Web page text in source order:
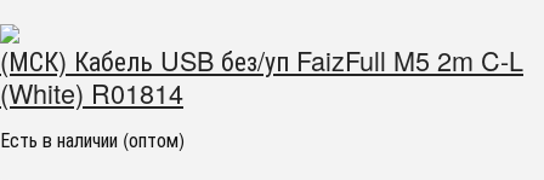
(МСК) Кабель USB без/уп FaizFull M5 2m C-L
(White) R01814
Есть в наличии (оптом)